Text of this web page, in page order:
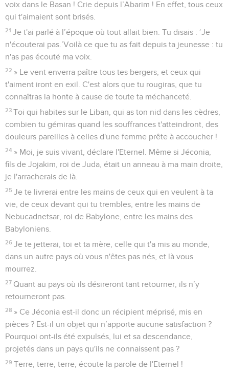
voix dans le Basan ! Crie depuis l’Abarim ! En effet, tous ceux
qui t'aimaient sont brisés.
21 Je t'ai parlé à l’époque où tout allait bien. Tu disais : ‘Je
n'écouterai pas.’Voilà ce que tu as fait depuis ta jeunesse : tu
n'as pas écouté ma voix.
22 » Le vent enverra paître tous tes bergers, et ceux qui
t'aiment iront en exil. C'est alors que tu rougiras, que tu
connaîtras la honte à cause de toute ta méchanceté.
23 Toi qui habites sur le Liban, qui as ton nid dans les cèdres,
combien tu gémiras quand les souffrances t'atteindront, des
douleurs pareilles à celles d'une femme prête à accoucher !
24 » Moi, je suis vivant, déclare l'Eternel. Même si Jéconia,
fils de Jojakim, roi de Juda, était un anneau à ma main droite,
je l'arracherais de là.
25 Je te livrerai entre les mains de ceux qui en veulent à ta
vie, de ceux devant qui tu trembles, entre les mains de
Nebucadnetsar, roi de Babylone, entre les mains des
Babyloniens.
26 Je te jetterai, toi et ta mère, celle qui t'a mis au monde,
dans un autre pays où vous n'êtes pas nés, et là vous
mourrez.
27 Quant au pays où ils désireront tant retourner, ils n’y
retourneront pas.
28 » Ce Jéconia est-il donc un récipient méprisé, mis en
pièces ? Est-il un objet qui n’apporte aucune satisfaction ?
Pourquoi ont-ils été expulsés, lui et sa descendance,
projetés dans un pays qu'ils ne connaissent pas ?
29 Terre, terre, terre, écoute la parole de l'Eternel !